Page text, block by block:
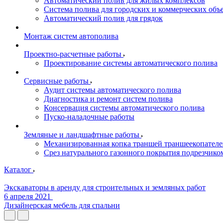
Система полива для городских и коммерческих
Автоматический полив для грядок
Монтаж систем автополива
Проектно-расчетные работы
Проектирование системы автоматического полива
Сервисные работы
Аудит системы автоматического полива
Диагностика и ремонт систем полива
Консервация системы автоматического полива
Пуско-наладочные работы
Земляные и ландшафтные работы
Механизированная копка траншей
Срез натурального газонного покрытия
Каталог
Экскаваторы в аренду для строительных и земляных работ
6 апреля 2021
Дизайнерская мебель для спальни